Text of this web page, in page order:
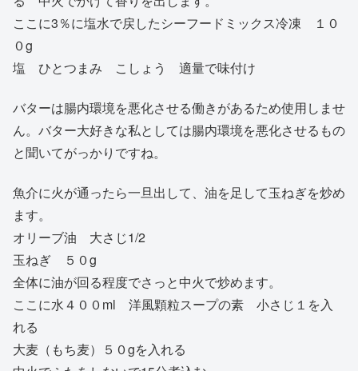
ここに3％に塩水で戻したシーフードミックス冷凍 １０
０g
塩 ひとつまみ こしょう 適量で味付け
バターは腸内環境を悪化させる働きがあるため使用しませ
ん。バター大好きな私としては腸内環境を悪化させるもの
と聞いてがっかりですね。
魚介に火が通ったら一旦出して、油を足して玉ねぎを炒め
ます。
オリーブ油 大さじ1/2
玉ねぎ ５０g
全体に油が回る程度でさっと中火で炒めます。
ここに水４００ml 洋風顆粒スープの素 小さじ１を入
れる
大麦（もち麦）５０gを入れる